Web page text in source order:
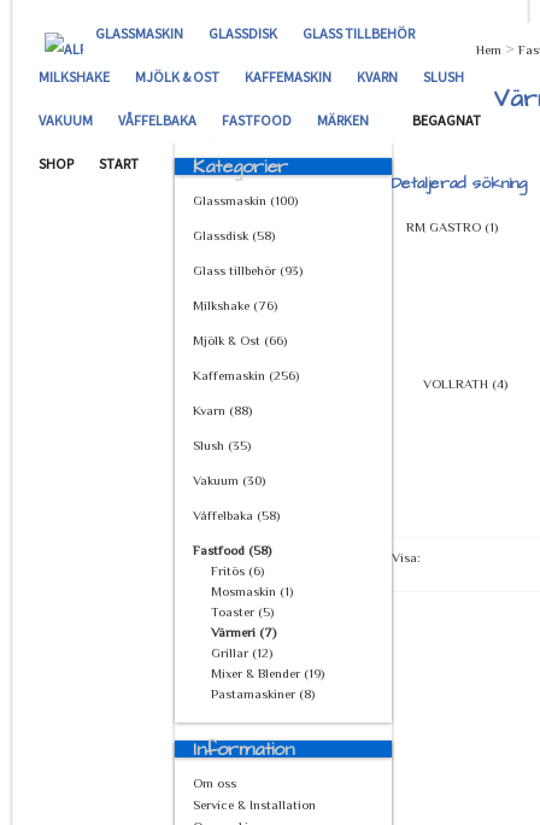
GLASSMASKIN GLASSDISK GLASS TILLBEHÖR
MILKSHAKE MJÖLK & OST KAFFEMASKIN KVARN SLUSH
VAKUUM VÅFFELBAKA FASTFOOD MÄRKEN BEGAGNAT
SHOP START Kategorier
Glassmaskin (100)
Glassdisk (58)
Glass tillbehör (93)
Milkshake (76)
Mjölk & Ost (66)
Kaffemaskin (256)
Kvarn (88)
Slush (35)
Vakuum (30)
Våffelbaka (58)
Fastfood (58)
Fritös (6)
Mosmaskin (1)
Toaster (5)
Värmeri (7)
Grillar (12)
Mixer & Blender (19)
Pastamaskiner (8)
Information
Om oss
Service & Installation
Hem >
Detaljerad sökning
RM GASTRO (1)
VOLLRATH (4)
Visa: